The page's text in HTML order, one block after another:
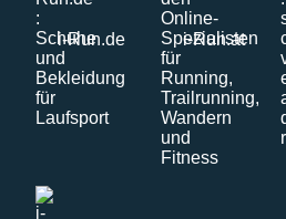
i-Run.de i-Run.at